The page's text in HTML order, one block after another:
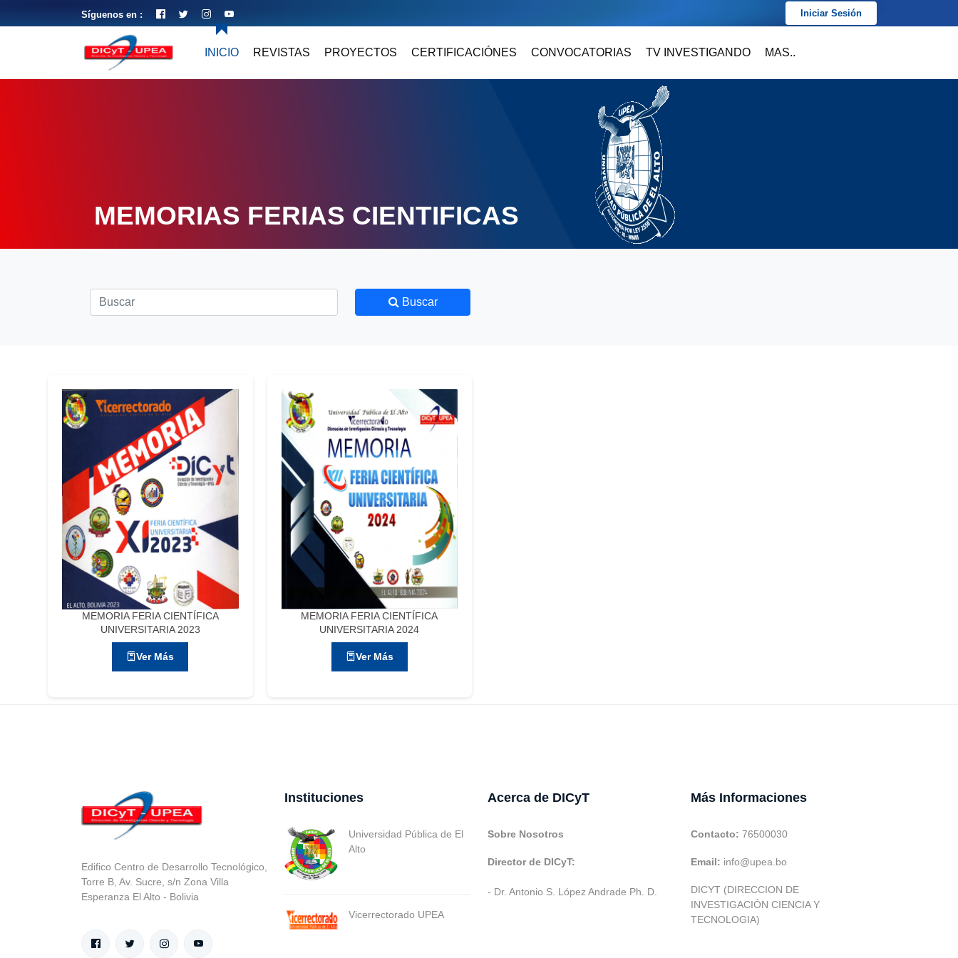
Síguenos en : Iniciar Sesión
INICIO REVISTAS PROYECTOS CERTIFICACIÓNES CONVOCATORIAS TV INVESTIGANDO MAS..
MEMORIAS FERIAS CIENTIFICAS
Buscar
MEMORIA FERIA CIENTÍFICA
UNIVERSITARIA 2023
Ver Más
MEMORIA FERIA CIENTÍFICA
UNIVERSITARIA 2024
Ver Más
Edifico Centro de Desarrollo Tecnológico,
Torre B, Av. Sucre, s/n Zona Villa
Esperanza El Alto - Bolivia
Instituciones
Universidad Pública de El
Alto
Vicerrectorado UPEA
Acerca de DICyT
Sobre Nosotros
Director de DICyT:
- Dr. Antonio S. López Andrade Ph. D.
Más Informaciones
Contacto: 76500030
Email: info@upea.bo
DICYT (DIRECCION DE
INVESTIGACIÓN CIENCIA Y
TECNOLOGIA)